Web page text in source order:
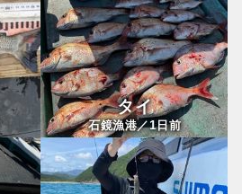
タイ
石鏡漁港／1日前